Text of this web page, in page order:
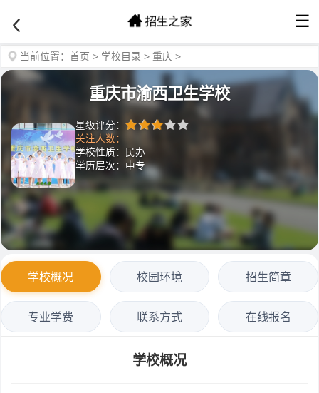
☰
当前位置： 首页 > 学校目录 > 重庆 >
重庆市渝西卫生学校
星级评分：
关注人数：
学校性质：民办
学历层次：中专
学校概况 校园环境 招生简章
专业学费 联系方式 在线报名
学校概况